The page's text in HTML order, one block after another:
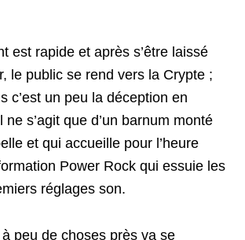
est rapide et après s’être laissé
le public se rend vers la Crypte ;
c’est un peu la déception en
ne s’agit que d’un barnum monté
et qui accueille pour l’heure
Power Rock qui essuie les
réglages son.
peu de choses près va se